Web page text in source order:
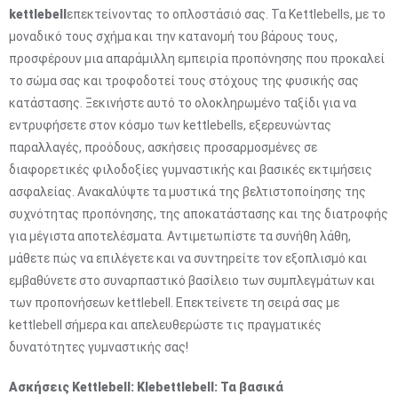
kettlebell επεκτείνοντας το οπλοστάσιό σας. Τα Kettlebells, με το
μοναδικό τους σχήμα και την κατανομή του βάρους τους,
προσφέρουν μια απαράμιλλη εμπειρία προπόνησης που προκαλεί
το σώμα σας και τροφοδοτεί τους στόχους της φυσικής σας
κατάστασης. Ξεκινήστε αυτό το ολοκληρωμένο ταξίδι για να
εντρυφήσετε στον κόσμο των kettlebells, εξερευνώντας
παραλλαγές, προόδους, ασκήσεις προσαρμοσμένες σε
διαφορετικές φιλοδοξίες γυμναστικής και βασικές εκτιμήσεις
ασφαλείας. Ανακαλύψτε τα μυστικά της βελτιστοποίησης της
συχνότητας προπόνησης, της αποκατάστασης και της διατροφής
για μέγιστα αποτελέσματα. Αντιμετωπίστε τα συνήθη λάθη,
μάθετε πώς να επιλέγετε και να συντηρείτε τον εξοπλισμό και
εμβαθύνετε στο συναρπαστικό βασίλειο των συμπλεγμάτων και
των προπονήσεων kettlebell. Επεκτείνετε τη σειρά σας με
kettlebell σήμερα και απελευθερώστε τις πραγματικές
δυνατότητες γυμναστικής σας!
Ασκήσεις Kettlebell: Klebettlebell: Τα βασικά